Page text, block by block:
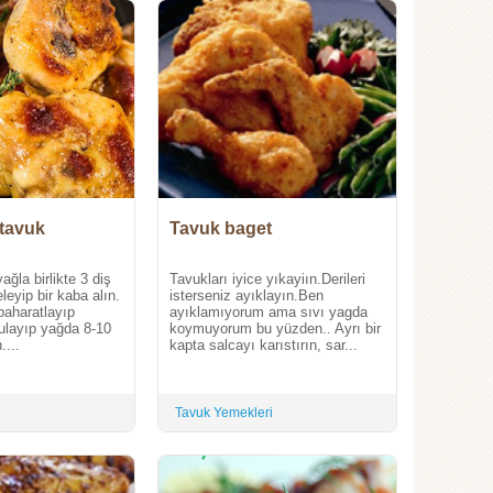
tavuk
birlikte 3 diş
bir kaba alın.
yağda 8-10
Tavuk baget
Tavukları iyice yıkayiın.Derileri
isterseniz ayıklayın.Ben
ayıklamıyorum ama sıvı yagda
koymuyorum bu yüzden.. Ayrı bir
kapta salcayı karıstırın, sar...
Tavuk Yemekleri